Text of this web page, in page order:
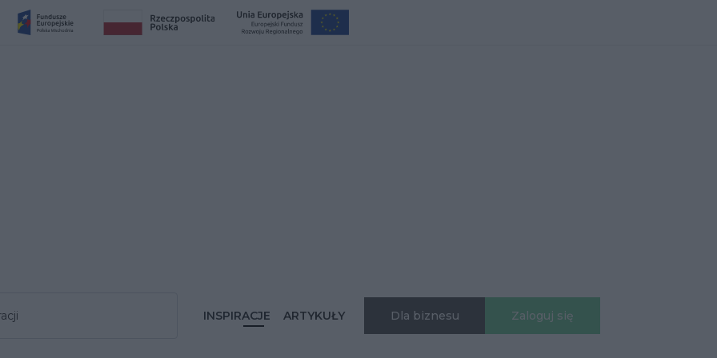
INSPIRACJE ARTYKUŁY Dla biznesu Zaloguj się